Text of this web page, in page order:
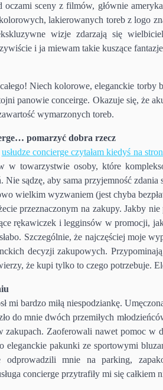
oczami sceny z filmów, głównie
lakierowanych toreb z logo
wizje zdarzają się
i ja miewam takie kuszące
Niech kolorowe, eleganckie
panowie conceirge. Okazuje się, że
wymarzonych toreb.
pomarzyć dobra rzecz
usłudze concierge czytałam kiedyś na
w towarzystwie osoby, które
Nie sądzę, aby sama przyjemność
wielkim wyzwaniem (jest chyba
przeznaczonym na zakupy. Jakby
rękawiczek i legginsów w promocji,
Szczególnie, że najczęściej moje
decyzji zakupowych.
że kupi tylko to czego potrzebuje.
mi bardzo miłą niespodziankę.
do mnie dwóch przemiłych
zakupach. Zaoferowali nawet pomoc w
eleganckie pakunki ze sportowymi
odprowadzili mnie na parking,
concierge przytrafiły mi się całkiem